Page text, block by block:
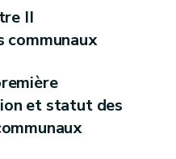
disciplinaire
II
communaux
et statut des